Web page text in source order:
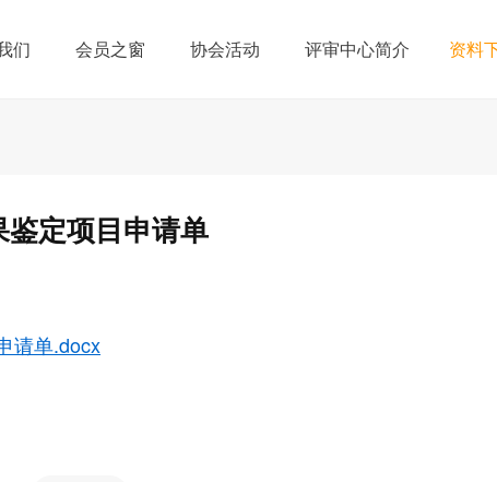
们 会员之窗 协会活动 评审中心简介 资料
定项目申请单
请单.docx